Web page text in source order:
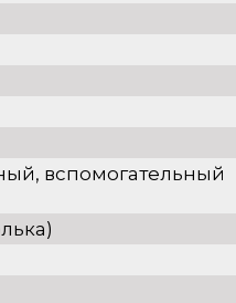
вспомогательный